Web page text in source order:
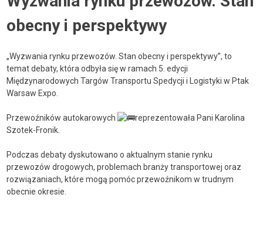
obecny i perspektywy
„Wyzwania rynku przewozów. Stan obecny i perspektywy”, to
temat debaty, która odbyła się w ramach 5. edycji
Międzynarodowych Targów Transportu Spedycji i Logistyki w Ptak
Warsaw Expo.
Przewoźników autokarowych
reprezentowała Pani Karolina
Szotek-Fronik.
Podczas debaty dyskutowano o aktualnym stanie rynku
przewozów drogowych, problemach branży transportowej oraz
rozwiązaniach, które mogą pomóc przewoźnikom w trudnym
obecnie okresie.